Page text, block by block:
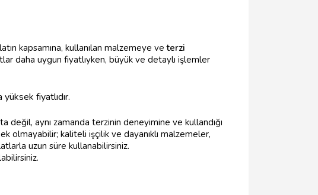
kapsamına, kullanılan malzemeye veterzi
daha uygun fiyatlıyken, büyük ve detaylı işlemler
fiyatlıdır.
değil, aynı zamanda terzinin deneyimine ve kullandığı
olmayabilir; kaliteli işçilik ve dayanıklı malzemeler,
uzun süre kullanabilirsiniz.